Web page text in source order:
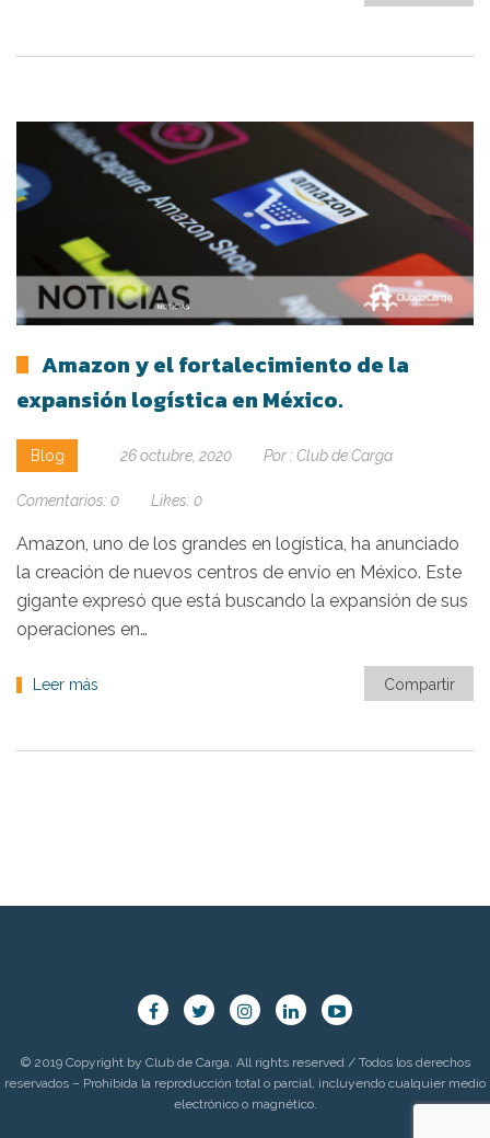
Amazon y el fortalecimiento de la
expansión logística en México.
Blog 26 octubre, 2020 Por : Club de Carga
Comentarios: 0 Likes: 0
Amazon, uno de los grandes en logística, ha anunciado
la creación de nuevos centros de envío en México. Este
gigante expresó que está buscando la expansión de sus
operaciones en…
Leer más Compartir
© 2019 Copyright by Club de Carga. All rights reserved / Todos los derechos
reservados – Prohibida la reproducción total o parcial, incluyendo cualquier medio
electrónico o magnético.